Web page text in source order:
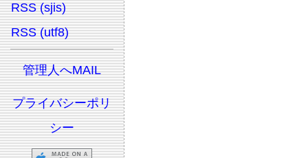
RSS (sjis)
RSS (utf8)
管理人へMAIL
プライバシーポリ
シー